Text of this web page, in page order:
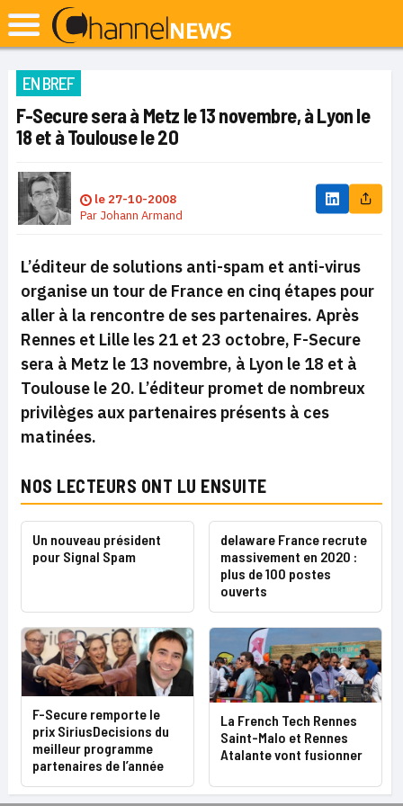
EN BREF
F-Secure sera à Metz le 13 novembre, à Lyon le
18 et à Toulouse le 20
le 27-10-2008
Par Johann Armand
L’éditeur de solutions anti-spam et anti-virus
organise un tour de France en cinq étapes pour
aller à la rencontre de ses partenaires. Après
Rennes et Lille les 21 et 23 octobre, F-Secure
sera à Metz le 13 novembre, à Lyon le 18 et à
Toulouse le 20. L’éditeur promet de nombreux
privilèges aux partenaires présents à ces
matinées.
NOS LECTEURS ONT LU ENSUITE
Un nouveau président
pour Signal Spam
delaware France recrute
massivement en 2020 :
plus de 100 postes
ouverts
F-Secure remporte le
prix SiriusDecisions du
meilleur programme
partenaires de l’année
La French Tech Rennes
Saint-Malo et Rennes
Atalante vont fusionner